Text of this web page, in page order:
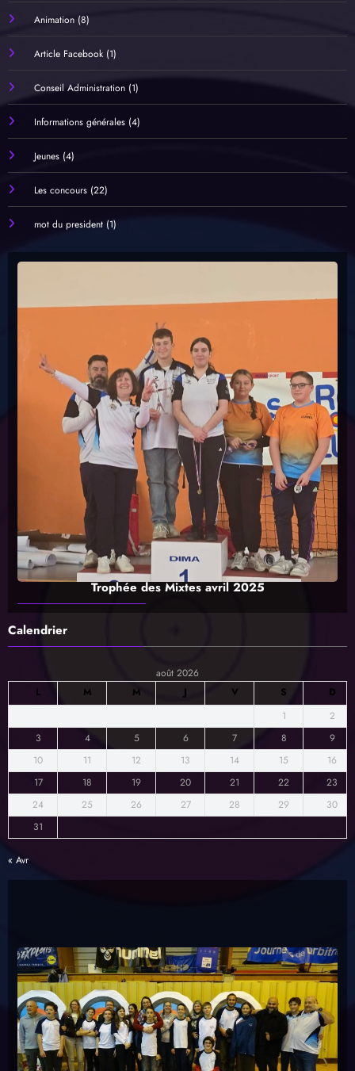
Animation(8)
Article Facebook(1)
Conseil Administration(1)
Informations générales(4)
Jeunes(4)
Les concours(22)
mot du president(1)
Trophée des Mixtes avril 2025
Calendrier
août 2026
L
M M J V S
D
1
2
3
4 5 6 7 8
9
10
11 12 13 14 15
16
17
18 19 20 21 22
23
24
25 26 27 28 29
30
31
« Avr